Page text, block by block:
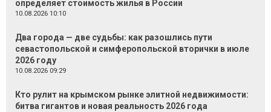
определяет стоимость жилья в России
10.08.2026 10:10
Два города — две судьбы: как разошлись пути
севастопольской и симферопольской вторички в июле
2026 году
10.08.2026 09:29
Кто рулит на крымском рынке элитной недвижимости:
битва гигантов и новая реальность 2026 года